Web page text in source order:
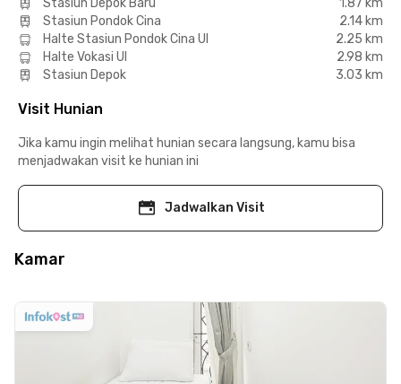
Stasiun Pondok Cina
2.14 km
Halte Stasiun Pondok Cina UI
2.25 km
Halte Vokasi UI
2.98 km
Stasiun Depok
3.03 km
Visit Hunian
Jika kamu ingin melihat hunian secara langsung, kamu bisa
menjadwakan visit ke hunian ini
Jadwalkan Visit
Kamar